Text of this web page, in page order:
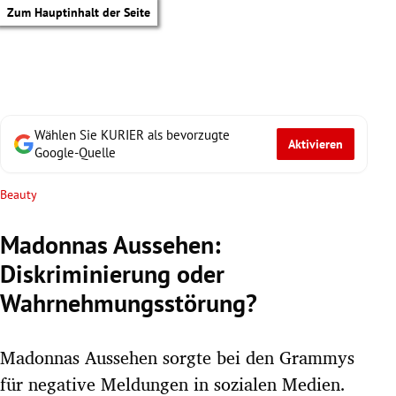
Zum Hauptinhalt der Seite
Wählen Sie KURIER als bevorzugte
Google-Quelle
Aktivieren
Beauty
Madonnas Aussehen:
Diskriminierung oder
Wahrnehmungsstörung?
Madonnas Aussehen sorgte bei den Grammys
für negative Meldungen in sozialen Medien.